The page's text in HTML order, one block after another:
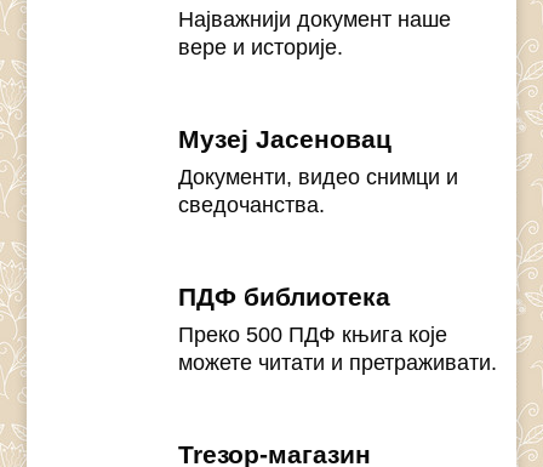
Најважнији документ наше
вере и историје.
Музеј Јасеновац
Документи, видео снимци и
сведочанства.
ПДФ библиотека
Преко 500 ПДФ књига које
можете читати и претраживати.
Treзор-магазин